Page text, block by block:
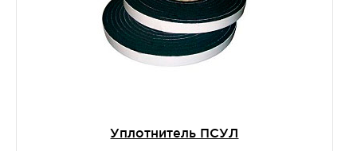
Уплотнитель ПСУЛ